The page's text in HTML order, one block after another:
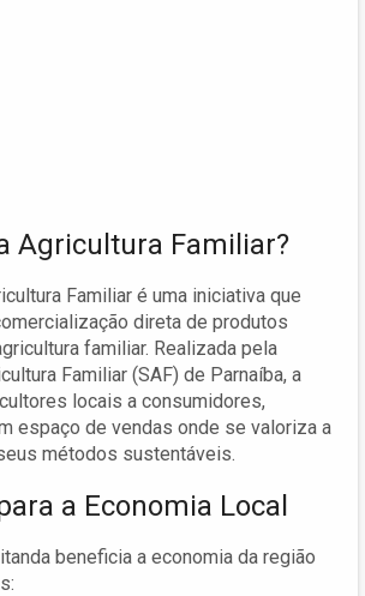
Agricultura Familiar?
Familiar é uma iniciativa que
direta de produtos
familiar. Realizada pela
Familiar (SAF) de Parnaíba, a
locais a consumidores,
espaço de vendas onde se valoriza a
métodos sustentáveis.
a Economia Local
beneficia a economia da região